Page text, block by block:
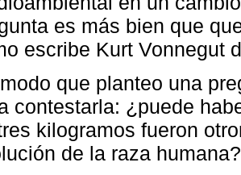
es más bien que
escribe Kurt Vonnegut
que planteo una
contestarla: ¿puede
kilogramos fueron
de la raza humana?